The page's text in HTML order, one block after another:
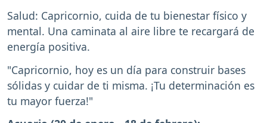
Salud: Capricornio, cuida de tu bienestar físico y
mental. Una caminata al aire libre te recargará de
energía positiva.
"Capricornio, hoy es un día para construir bases
sólidas y cuidar de ti misma. ¡Tu determinación es
tu mayor fuerza!"